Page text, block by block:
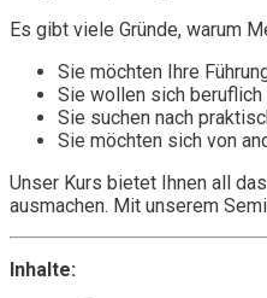
Es gibt viele Gründe, warum
Sie möchten Ihre
Sie wollen sich
Sie suchen nach
Sie möchten sich von
Unser Kurs bietet Ihnen all
ausmachen. Mit unserem
Inhalte: